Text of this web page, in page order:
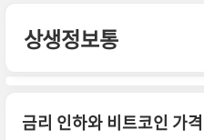
상생정보통
금리 인하와 비트코인 가